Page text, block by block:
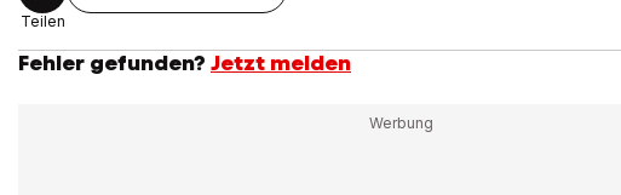
Teilen
Fehler gefunden? Jetzt melden